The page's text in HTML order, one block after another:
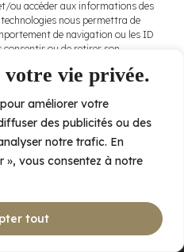
votre vie privée.
améliorer votre
des publicités ou des
notre trafic. En
», vous consentez à notre
tout
ou accéder aux informations des
nous permettra de
de navigation ou les ID
consentir ou de retirer son